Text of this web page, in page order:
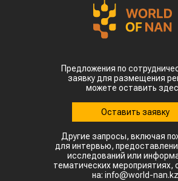
Предложения по
заявку для размещения
можете оставить
Оставить заявку
Другие запросы, включая
для интервью,
исследований или
тематических мероприятиях,
на: info@world-nan.kz